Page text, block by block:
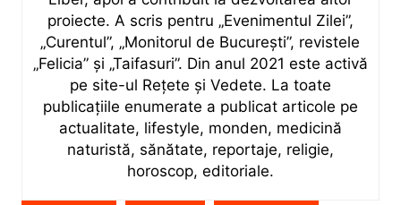
proiecte. A scris pentru „Evenimentul Zilei”,
„Curentul”, „Monitorul de București”, revistele
„Felicia” și „Taifasuri”. Din anul 2021 este activă
pe site-ul Rețete și Vedete. La toate
publicațiile enumerate a publicat articole pe
actualitate, lifestyle, monden, medicină
naturistă, sănătate, reportaje, religie,
horoscop, editoriale.